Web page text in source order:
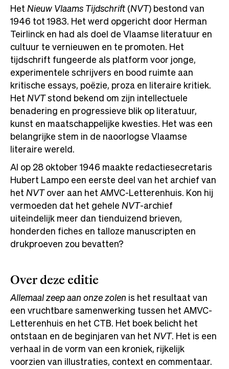
HetNieuw Vlaams Tijdschrift(NVT) bestond van
1946 tot 1983. Het werd opgericht door Herman
Teirlinck en had als doel de Vlaamse literatuur en
cultuur te vernieuwen en te promoten. Het
tijdschrift fungeerde als platform voor jonge,
experimentele schrijvers en bood ruimte aan
kritische essays, poëzie, proza en literaire kritiek.
HetNVTstond bekend om zijn intellectuele
benadering en progressieve blik op literatuur,
kunst en maatschappelijke kwesties. Het was een
belangrijke stem in de naoorlogse Vlaamse
literaire wereld.
Al op 28 oktober 1946 maakte redactiesecretaris
Hubert Lampo een eerste deel van het archief van
hetNVTover aan het AMVC-Letterenhuis. Kon hij
vermoeden dat het geheleNVT-archief
uiteindelijk meer dan tienduizend brieven,
honderden fiches en talloze manuscripten en
drukproeven zou bevatten?
Over deze editie
Allemaal zeep aan onze zolen is het resultaat van
een vruchtbare samenwerking tussen het AMVC-
Letterenhuis en het CTB. Het boek belicht het
ontstaan en de beginjaren van hetNVT. Het is een
verhaal in de vorm van een kroniek, rijkelijk
voorzien van illustraties, context en commentaar.